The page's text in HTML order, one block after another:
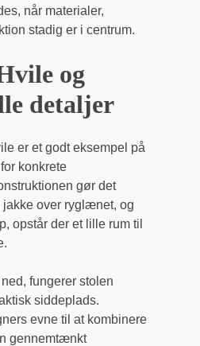
når materialer,
stadig er i centrum.
og
detaljer
er et godt eksempel på
konkrete
gør det
over ryglænet, og
opstår der et lille rum til
fungerer stolen
siddeplads.
evne til at kombinere
gennemtænkt